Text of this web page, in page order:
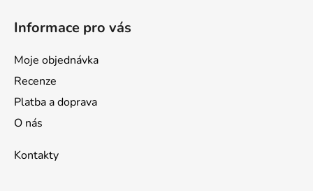
Informace pro vás
Moje objednávka
Recenze
Platba a doprava
O nás
Kontakty